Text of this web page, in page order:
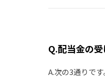
Q.配当金の
A.次の3通りです